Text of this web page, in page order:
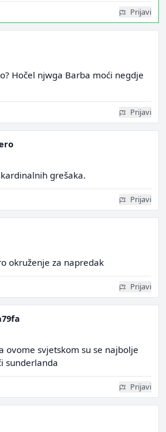
Prijavi
Hočel njwga Barba moći negdje
Prijavi
grešaka.
Prijavi
okruženje za napredak
Prijavi
ovome svjetskom su se najbolje
sunderlanda
Prijavi